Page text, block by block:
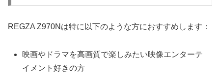
REGZA Z970Nは特に以下のような方におすすめします：
映画やドラマを高画質で楽しみたい映像エンターテ
イメント好きの方